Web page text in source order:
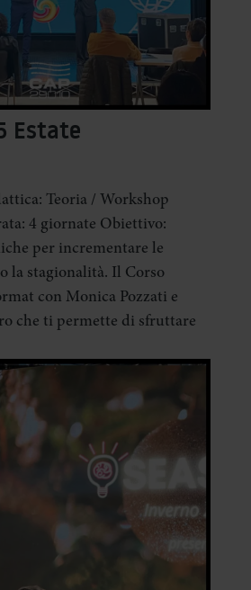
Estate
Teoria / Workshop
4 giornate Obiettivo:
per incrementare le
la stagionalità. Il Corso
con Monica Pozzati e
che ti permette di sfruttare